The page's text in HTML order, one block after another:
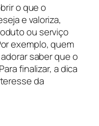
o que o
e valoriza,
ou serviço
exemplo, quem
saber que o
finalizar, a dica
da